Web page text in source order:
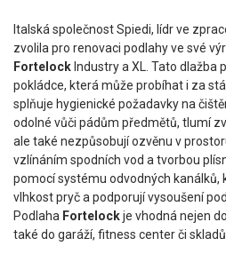
Italská společnost Spiedi, lídr ve
zvolila pro renovaci podlahy ve své
FortelockIndustry a XL. Tato dlažba
pokládce, která může probíhat i za
splňuje hygienické požadavky na
odolné vůči pádům předmětů, tlumí
ale také nezpůsobují ozvěnu v
vzlínáním spodních vod a tvorbou
pomocí systému odvodných kanálků,
vlhkost pryč a podporují vysoušení
Podlaha Fortelockje vhodná nejen
také do garáží, fitness center či skladů.